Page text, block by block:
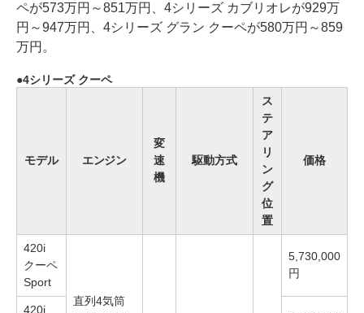
ペが573万円～851万円、4シリーズ カブリオレが929万
円～947万円、4シリーズ グラン クーペが580万円～859
万円。
4シリーズ クーペ
モデル エンジン
変
速
機
駆動方式
ス
テ
ア
リ
ン
グ
位
置
価格
420i
クーペ
Sport
直列4気筒
5,730,000
円
420i